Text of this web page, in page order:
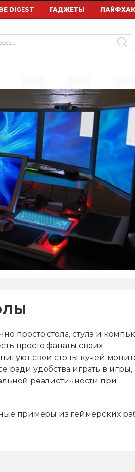
DIGEST ГАДЖЕТЫ
просто стола, стула и
просто фанаты своих
свои столы кучей
ради удобства играть в игры,
реалистичности при
примеры из геймерских